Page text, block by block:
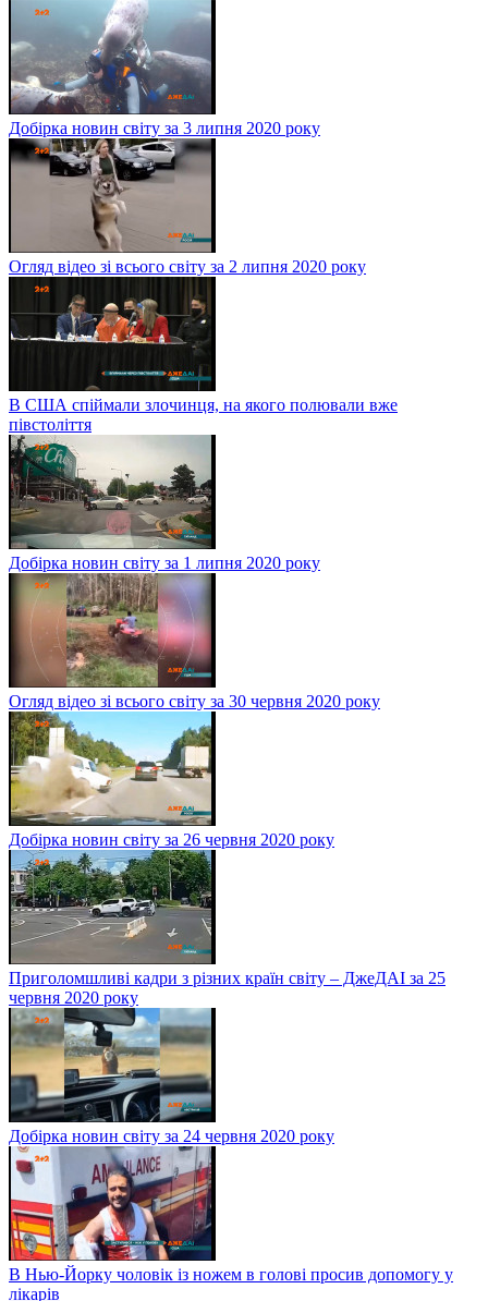
Добірка новин світу за 3 липня 2020 року
Огляд відео зі всього світу за 2 липня 2020 року
В США спіймали злочинця, на якого полювали вже
півстоліття
Добірка новин світу за 1 липня 2020 року
Огляд відео зі всього світу за 30 червня 2020 року
Добірка новин світу за 26 червня 2020 року
Приголомшливі кадри з різних країн світу – ДжеДАІ за 25
червня 2020 року
Добірка новин світу за 24 червня 2020 року
В Нью-Йорку чоловік із ножем в голові просив допомогу у
лікарів